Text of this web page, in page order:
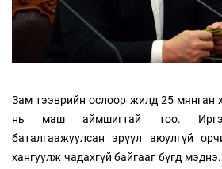
Зам тээврийн ослоор жилд 25 мянган
нь маш аймшигтай тоо.
баталгаажуулсан эрүүл аюулгүй
хангуулж чадахгүй байгааг бүгд